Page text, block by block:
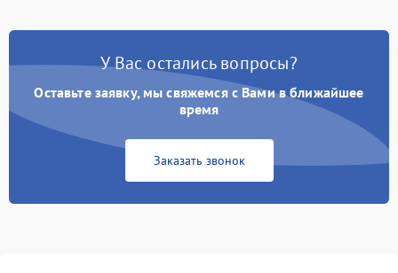
У Вас остались вопросы?
Оставьте заявку, мы свяжемся с Вами в ближайшее
время
Заказать звонок